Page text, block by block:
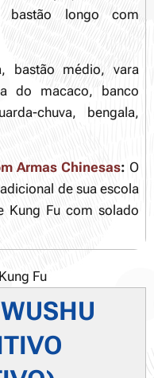
bastão longo com
bastão médio, vara
do macaco, banco
chuva, bengala,
Armas Chinesas: O
de sua escola
Kung Fu com solado
Fu